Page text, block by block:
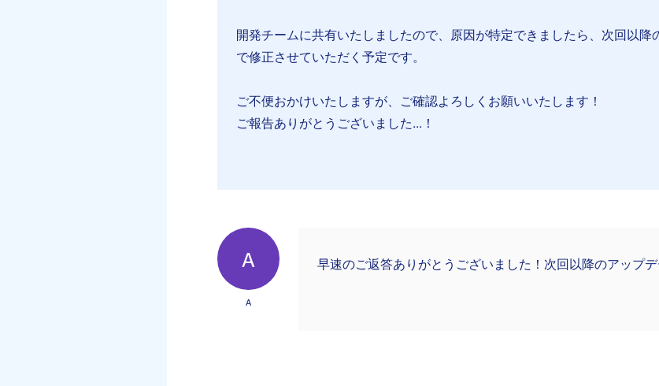
開発チームに共有いたしましたので、原因が特定できましたら、次回以降
で修正させていただく予定です。
ご不便おかけいたしますが、ご確認よろしくお願いいたします！
ご報告ありがとうございました...！
A
A
早速のご返答ありがとうございました！次回以降のアップ